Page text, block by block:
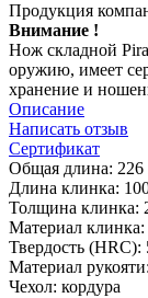
Продукция
Внимание !
Нож складной
оружию, имеет
хранение и
Описание
Написать отзыв
Сертификат
Общая длина:
Длина клинка:
Толщина клинка:
Материал клинка:
Твердость (HRC):
Материал
Чехол: кордура